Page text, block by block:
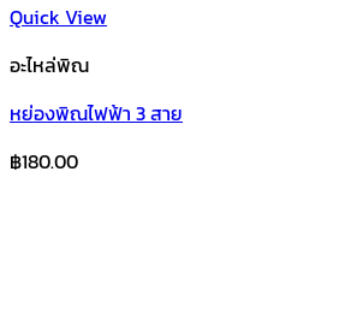
Quick View
อะไหล่พิณ
หย่องพิณไฟฟ้า 3 สาย
฿180.00